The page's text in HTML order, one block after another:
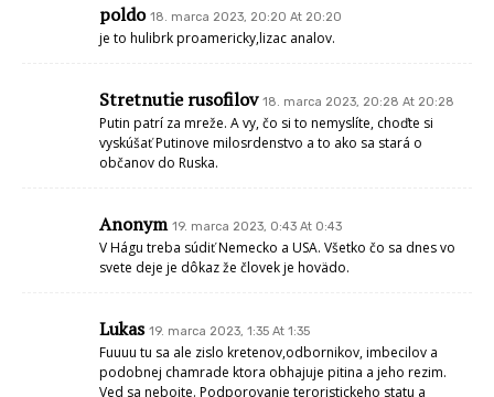
poldo 18. marca 2023, 20:20 At 20:20
je to hulibrk proamericky,lizac analov.
Stretnutie rusofilov 18. marca 2023, 20:28 At 20:28
Putin patrí za mreže. A vy, čo si to nemyslíte, choďte si
vyskúšať Putinove milosrdenstvo a to ako sa stará o
občanov do Ruska.
Anonym 19. marca 2023, 0:43 At 0:43
V Hágu treba súdiť Nemecko a USA. Všetko čo sa dnes vo
svete deje je dôkaz že človek je hovädo.
Lukas 19. marca 2023, 1:35 At 1:35
Fuuuu tu sa ale zislo kretenov,odbornikov, imbecilov a
podobnej chamrade ktora obhajuje pitina a jeho rezim.
Ved sa nebojte. Podporovanie teroristickeho statu a